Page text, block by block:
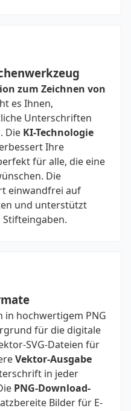
zum Zeichnen von
es Ihnen,
Unterschriften
Die KI-Technologie
Ihre
für alle, die eine
Die
einwandfrei auf
und unterstützt
Stifteingaben.
in hochwertigem PNG
für die digitale
SVG-Dateien für
Vektor-Ausgabe
in jeder
PNG-Download-
Bilder für E-